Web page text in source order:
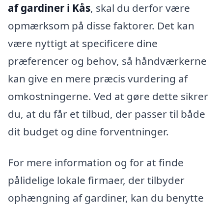
af gardiner i Kås, skal du derfor være
opmærksom på disse faktorer. Det kan
være nyttigt at specificere dine
præferencer og behov, så håndværkerne
kan give en mere præcis vurdering af
omkostningerne. Ved at gøre dette sikrer
du, at du får et tilbud, der passer til både
dit budget og dine forventninger.
For mere information og for at finde
pålidelige lokale firmaer, der tilbyder
ophængning af gardiner, kan du benytte